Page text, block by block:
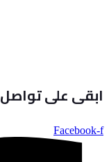
ابقى على تواصل
Facebook-f